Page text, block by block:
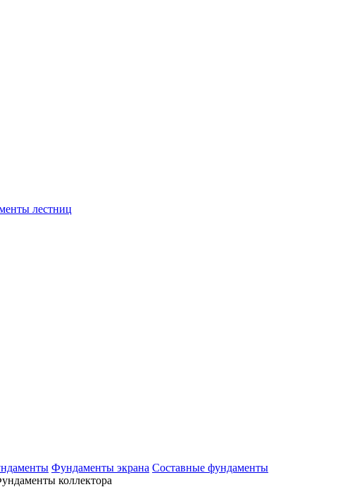
лестниц
Фундаменты экрана Составные фундаменты
коллектора